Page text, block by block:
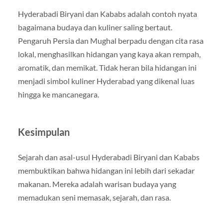
Hyderabadi Biryani dan Kababs adalah contoh nyata
bagaimana budaya dan kuliner saling bertaut.
Pengaruh Persia dan Mughal berpadu dengan cita rasa
lokal, menghasilkan hidangan yang kaya akan rempah,
aromatik, dan memikat. Tidak heran bila hidangan ini
menjadi simbol kuliner Hyderabad yang dikenal luas
hingga ke mancanegara.
Kesimpulan
Sejarah dan asal-usul Hyderabadi Biryani dan Kababs
membuktikan bahwa hidangan ini lebih dari sekadar
makanan. Mereka adalah warisan budaya yang
memadukan seni memasak, sejarah, dan rasa.